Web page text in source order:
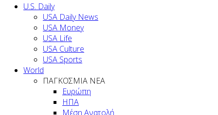
U.S. Daily
USA Daily News
USA Money
USA Life
USA Culture
USA Sports
World
ΠΑΓΚΟΣΜΙΑ ΝΕΑ
Ευρώπη
ΗΠΑ
Μέση Ανατολή